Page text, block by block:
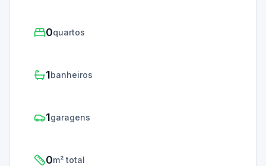
0quartos
1banheiros
1garagens
0m² total